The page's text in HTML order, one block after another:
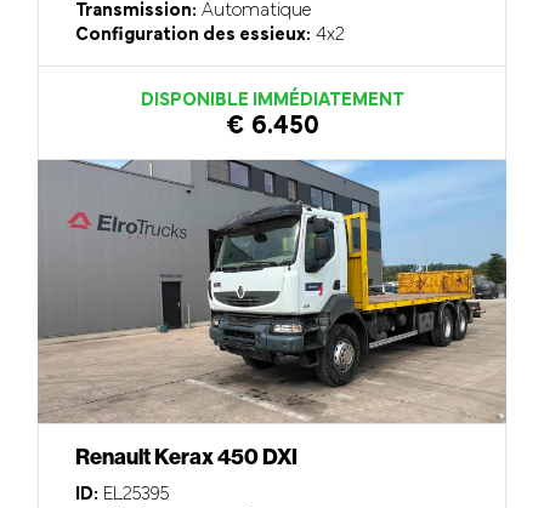
Transmission: Automatique
Configuration des essieux: 4x2
DISPONIBLE IMMÉDIATEMENT
€ 6.450
Renault Kerax 450 DXI
ID: EL25395